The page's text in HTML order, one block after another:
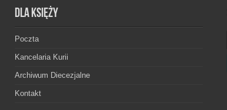
Dla księży
Poczta
Kancelaria Kurii
Archiwum Diecezjalne
Kontakt